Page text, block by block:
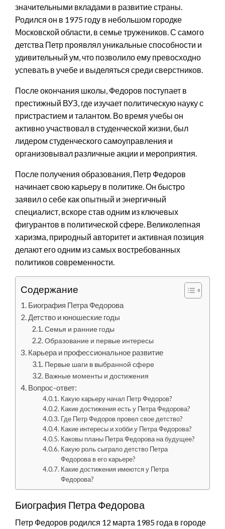
значительными вкладами в развитие страны.
Родился он в 1975 году в небольшом городке
Московской области, в семье тружеников. С самого
детства Петр проявлял уникальные способности и
удивительный ум, что позволило ему превосходно
успевать в учебе и выделяться среди сверстников.
После окончания школы, Федоров поступает в
престижный ВУЗ, где изучает политическую науку с
пристрастием и талантом. Во время учебы он
активно участвовал в студенческой жизни, был
лидером студенческого самоуправления и
организовывал различные акции и мероприятия.
После получения образования, Петр Федоров
начинает свою карьеру в политике. Он быстро
заявил о себе как опытный и энергичный
специалист, вскоре став одним из ключевых
фигурантов в политической сфере. Великолепная
харизма, природный авторитет и активная позиция
делают его одним из самых востребованных
политиков современности.
Содержание
Биография Петра Федорова
Детство и юношеские годы
Семья и ранние годы
Образование и первые интересы
Карьера и профессиональное развитие
Первые шаги в выбранной сфере
Важные моменты и достижения
Вопрос-ответ:
Какую карьеру начал Петр Федоров?
Какие достижения есть у Петра Федорова?
Где Петр Федоров провел свое детство?
Какие интересы и хобби у Петра Федорова?
Каковы планы Петра Федорова на будущее?
Какую роль сыграло детство Петра
Федорова в его карьере?
Какие достижения имеются у Петра
Федорова?
Биография Петра Федорова
Петр Федоров родился 12 марта 1985 года в городе